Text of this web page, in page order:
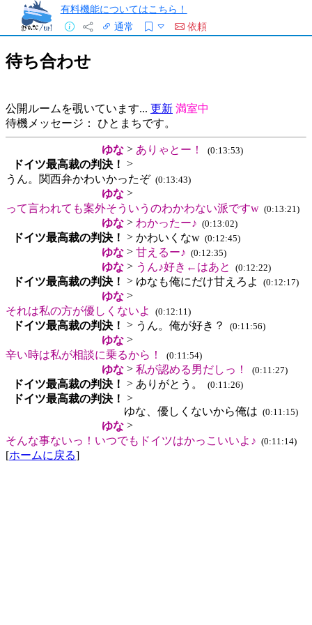
有料機能についてはこちら！
通常
依頼